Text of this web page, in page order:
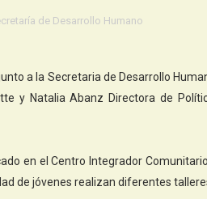
de Desarrollo Humano
a la Secretaria de Desarrollo
y Natalia Abanz Directora de
en el Centro Integrador
de jóvenes realizan diferentes